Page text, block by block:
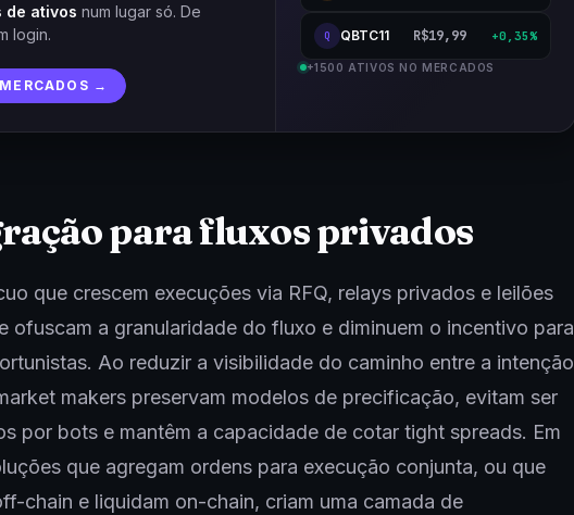
de ativos num lugar só. De
login.
→
Q QBTC11 R$19,99 +0,35%
+1500 ATIVOS NO MERCADOS
para fluxos privados
que crescem execuções via RFQ, relays privados e leilões
ofuscam a granularidade do fluxo e diminuem o incentivo para
Ao reduzir a visibilidade do caminho entre a intenção
makers preservam modelos de precificação, evitam ser
por bots e mantêm a capacidade de cotar tight spreads. Em
que agregam ordens para execução conjunta, ou que
chain e liquidam on-chain, criam uma camada de